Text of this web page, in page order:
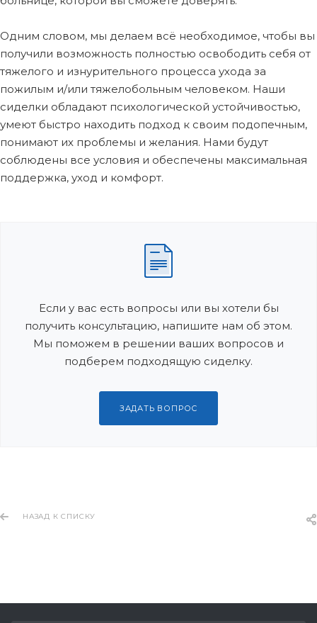
Одним словом, мы делаем всё необходимое, чтобы вы
получили возможность полностью освободить себя от
тяжелого и изнурительного процесса ухода за
пожилым и/или тяжелобольным человеком. Наши
сиделки обладают психологической устойчивостью,
умеют быстро находить подход к своим подопечным,
понимают их проблемы и желания. Нами будут
соблюдены все условия и обеспечены максимальная
поддержка, уход и комфорт.
Если у вас есть вопросы или вы хотели бы
получить консультацию, напишите нам об этом.
Мы поможем в решении ваших вопросов и
подберем подходящую сиделку.
ЗАДАТЬ ВОПРОС
НАЗАД К СПИСКУ